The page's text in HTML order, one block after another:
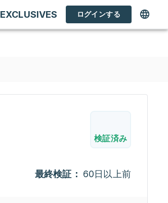
EXCLUSIVES ログインする
検証済み
最終検証： 60日以上前